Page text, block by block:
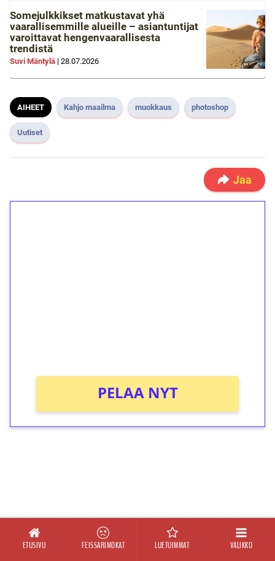
ETUSIVU FEISSARIMOKAT LUETUIMMAT VALIKKO
Somejulkkikset matkustavat yhä
vaarallisemmille alueille – asiantuntijat
varoittavat hengenvaarallisesta
trendistä
Suvi Mäntylä | 28.07.2026
AIHEET Kahjo maailma muokkaus photoshop
Uutiset
Jaa
PELAA NYT